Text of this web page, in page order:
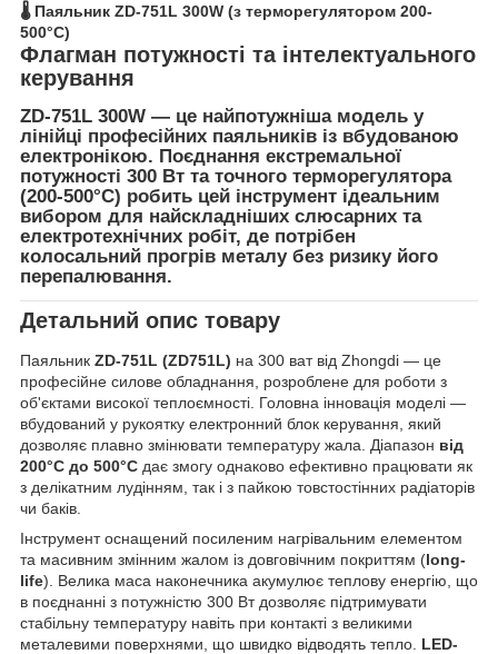
🌡️ Паяльник ZD-751L 300W (з терморегулятором 200-
500°C)
Флагман потужності та інтелектуального
керування
ZD-751L 300W — це найпотужніша модель у
лінійці професійних паяльників із вбудованою
електронікою. Поєднання екстремальної
потужності 300 Вт та точного терморегулятора
(200-500°C) робить цей інструмент ідеальним
вибором для найскладніших слюсарних та
електротехнічних робіт, де потрібен
колосальний прогрів металу без ризику його
перепалювання.
Детальний опис товару
Паяльник ZD-751L (ZD751L) на 300 ват від Zhongdi — це
професійне силове обладнання, розроблене для роботи з
об'єктами високої теплоємності. Головна інновація моделі —
вбудований у рукоятку електронний блок керування, який
дозволяє плавно змінювати температуру жала. Діапазон від
200°C до 500°C дає змогу однаково ефективно працювати як
з делікатним лудінням, так і з пайкою товстостінних радіаторів
чи баків.
Інструмент оснащений посиленим нагрівальним елементом
та масивним змінним жалом із довговічним покриттям (long-
life). Велика маса наконечника акумулює теплову енергію, що
в поєднанні з потужністю 300 Вт дозволяє підтримувати
стабільну температуру навіть при контакті з великими
металевими поверхнями, що швидко відводять тепло. LED-